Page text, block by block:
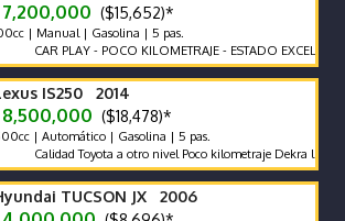
7,200,000 ($15,652)*
| Manual | Gasolina | 5 pas.
CAR PLAY - POCO KILOMETRAJE - ESTADO EXCELENTE -
IS250 2014
8,500,000 ($18,478)*
| Automático | Gasolina | 5 pas.
Calidad Toyota a otro nivel Poco kilometraje Dekra limpio
TUCSON JX 2006